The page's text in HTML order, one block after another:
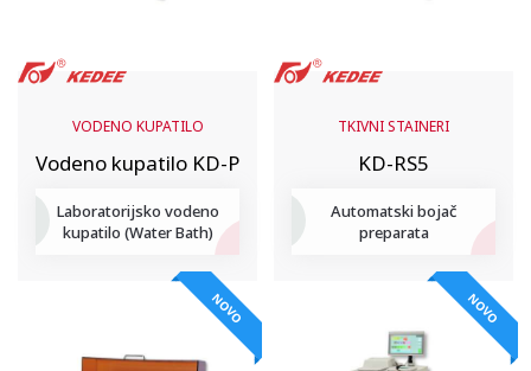
VODENO KUPATILO
Vodeno kupatilo KD-P
Laboratorijsko vodeno
kupatilo (Water Bath)
TKIVNI STAINERI
KD-RS5
Automatski bojač
preparata
NOVO NOVO